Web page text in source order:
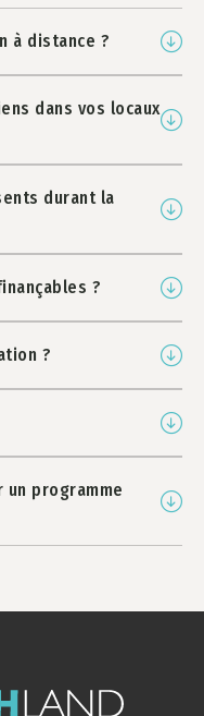
à distance ?
dans vos locaux
durant la
?
?
programme